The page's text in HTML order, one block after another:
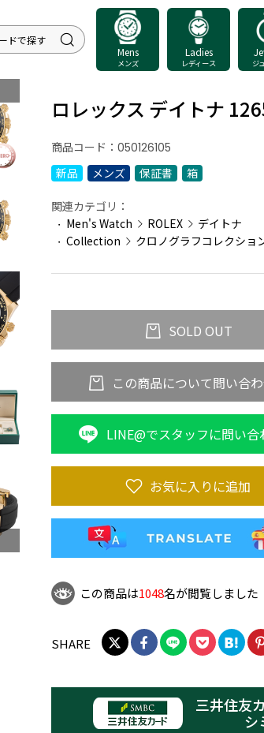
Mens
メンズ
Ladies
レディース ジ
ロレックス デイトナ
商品コード：050126105
新品
メンズ 保証書 箱
関連カテゴリ：
Men's Watch
ROLEX
デイトナ
Collection
クロノグラフコレクショ
SOLD OUT
この商品について問い合
LINE@でスタッフに問い合
お気に入りに追加
この商品は1048名が閲覧しました
SHARE
三井住友
シ